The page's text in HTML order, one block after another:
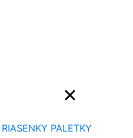
RIASENKY PALETKY